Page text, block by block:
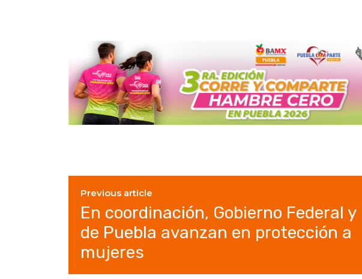
Previous article
En coordinación, Gobierno Federal y
de Puebla avanzan en protección a
mujeres